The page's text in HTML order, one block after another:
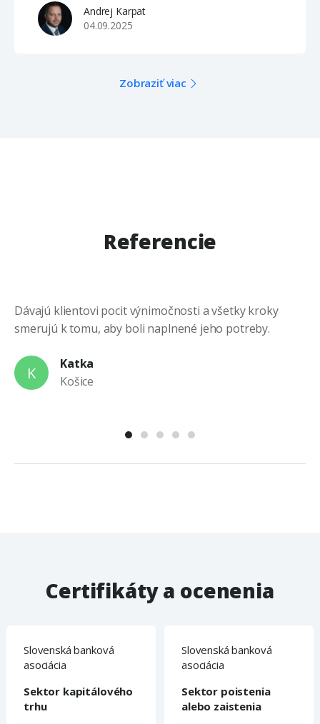
bánk, alebo úverových porovnávačoch nájdete
často len všeobecné informácie, ktoré
Andrej Karpat
04.09.2025
Zobraziť viac
Referencie
Dávajú klientovi pocit výnimočnosti a všetky kroky
smerujú k tomu, aby boli naplnené jeho potreby.
K
Katka
Košice
Certifikáty a ocenenia
Slovenská banková
asociácia
Sektor kapitálového
trhu
Slovenská banková
asociácia
Sektor poistenia
alebo zaistenia